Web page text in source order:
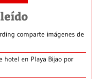
comparte imágenes de
hotel en Playa Bijao por